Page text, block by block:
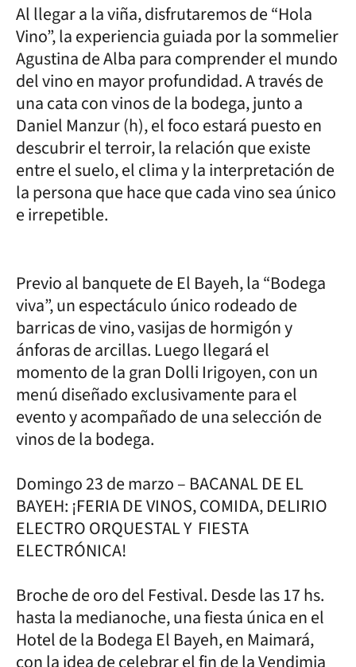
Al llegar a la viña, disfrutaremos de “Hola
Vino”, la experiencia guiada por la sommelier
Agustina de Alba para comprender el mundo
del vino en mayor profundidad. A través de
una cata con vinos de la bodega, junto a
Daniel Manzur (h), el foco estará puesto en
descubrir el terroir, la relación que existe
entre el suelo, el clima y la interpretación de
la persona que hace que cada vino sea único
e irrepetible.
Previo al banquete de El Bayeh, la “Bodega
viva”, un espectáculo único rodeado de
barricas de vino, vasijas de hormigón y
ánforas de arcillas. Luego llegará el
momento de la gran Dolli Irigoyen, con un
menú diseñado exclusivamente para el
evento y acompañado de una selección de
vinos de la bodega.
Domingo 23 de marzo – BACANAL DE EL
BAYEH: ¡FERIA DE VINOS, COMIDA, DELIRIO
ELECTRO ORQUESTAL Y FIESTA
ELECTRÓNICA!
Broche de oro del Festival. Desde las 17 hs.
hasta la medianoche, una fiesta única en el
Hotel de la Bodega El Bayeh, en Maimará,